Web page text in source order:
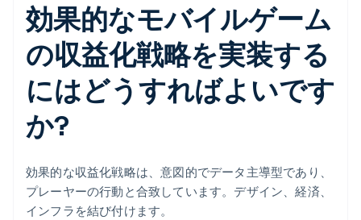
効果的なモバイルゲーム
の収益化戦略を実装する
にはどうすればよいです
か?
効果的な収益化戦略は、意図的でデータ主導型であり、
プレーヤーの行動と合致しています。デザイン、経済、
インフラを結び付けます。